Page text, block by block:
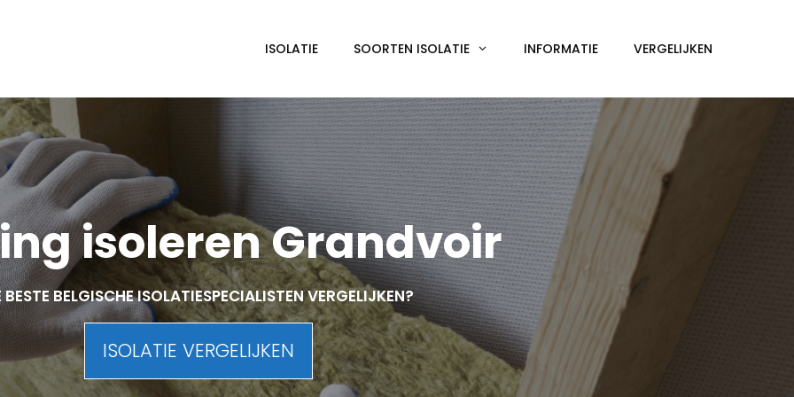
ISOLATIE SOORTEN ISOLATIE INFORMATIE VERGELIJKEN
isoleren Grandvoir
BESTE BELGISCHE ISOLATIESPECIALISTEN VERGELIJKEN?
ISOLATIE VERGELIJKEN